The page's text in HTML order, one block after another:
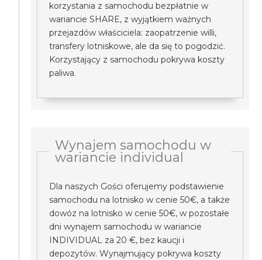
korzystania z samochodu bezpłatnie w
wariancie SHARE, z wyjątkiem ważnych
przejazdów właściciela: zaopatrzenie willi,
transfery lotniskowe, ale da się to pogodzić.
Korzystający z samochodu pokrywa koszty
paliwa.
Wynajem samochodu w
wariancie individual
Dla naszych Gości oferujemy podstawienie
samochodu na lotnisko w cenie 50€, a także
dowóz na lotnisko w cenie 50€, w pozostałe
dni wynajem samochodu w wariancie
INDIVIDUAL za 20 €, bez kaucji i
depozytów. Wynajmujący pokrywa koszty